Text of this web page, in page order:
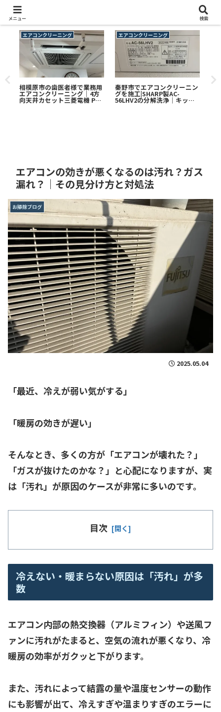
エアコンクリーニング
相模原市の歯医者様で業務用
エアコンクリーニング｜4方
向天井カセット三菱電機 PL-
ERP56EA8を分解洗浄
エアコンクリーニング
秦野市でエアコンクリーニン
グを施工|SHARP製AC-
56LHV2の分解洗浄｜キッチ
ン横に設置-油汚れとカビを
エアコンの効きが悪くなるのは汚れ？ガス
漏れ？｜その見分け方と対処法
お掃除ブログ
2025.05.04
「最近、冷えが弱い気がする」
「暖房の効きが遅い」
そんなとき、多くの方が「エアコンが壊れた？」
「ガスが抜けたのかな？」と心配になりますが、実
は「汚れ」が原因のケースが非常に多いのです。
目次
冷えない・暖まらない原因は「汚れ」が多
数
エアコン内部の熱交換器（アルミフィン）や送風フ
ァンに汚れがたまると、空気の流れが悪くなり、冷
暖房の効率がガクッと下がります。
また、汚れによって結露の量や温度センサーの動作
にも影響が出て、冷えすぎや温まりすぎのエラーに
メニュー 検索